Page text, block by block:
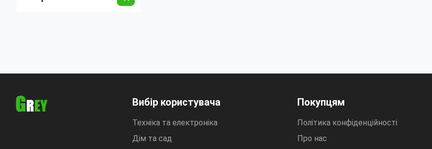
Вибір користувача
Техніка та електроніка
Дім та сад
Покупцям
Політика конфіденційності
Про нас